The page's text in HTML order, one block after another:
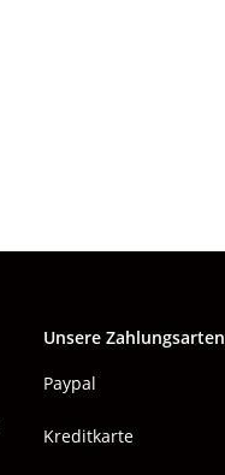
Unsere Zahlungsarten
Paypal
Kreditkarte